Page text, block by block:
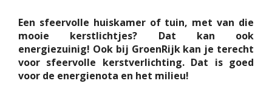
Een sfeervolle huiskamer of tuin, met van die
mooie kerstlichtjes? Dat kan ook
energiezuinig! Ook bij GroenRijk kan je terecht
voor sfeervolle kerstverlichting. Dat is goed
voor de energienota en het milieu!